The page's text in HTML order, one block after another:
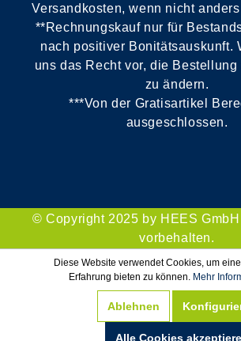
Versandkosten, wenn nicht
**Rechnungskauf nur für
nach positiver Bonitätsauskunft.
uns das Recht vor, die Bestellung
zu ändern.
***Von der Gratisartikel
ausgeschlossen.
© Copyright 2025 by HEES
vorbehalten.
Diese Website verwendet Cookies, um
Erfahrung bieten zu können. Mehr
Ablehnen
Alle Cookies